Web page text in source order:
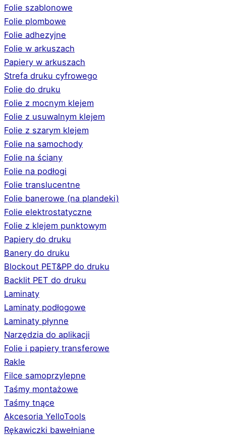
Folie szablonowe
Folie plombowe
Folie adhezyjne
Folie w arkuszach
Papiery w arkuszach
Strefa druku cyfrowego
Folie do druku
Folie z mocnym klejem
Folie z usuwalnym klejem
Folie z szarym klejem
Folie na samochody
Folie na ściany
Folie na podłogi
Folie translucentne
Folie banerowe (na plandeki)
Folie elektrostatyczne
Folie z klejem punktowym
Papiery do druku
Banery do druku
Blockout PET&PP do druku
Backlit PET do druku
Laminaty
Laminaty podłogowe
Laminaty płynne
Narzędzia do aplikacji
Folie i papiery transferowe
Rakle
Filce samoprzylepne
Taśmy montażowe
Taśmy tnące
Akcesoria YelloTools
Rękawiczki bawełniane